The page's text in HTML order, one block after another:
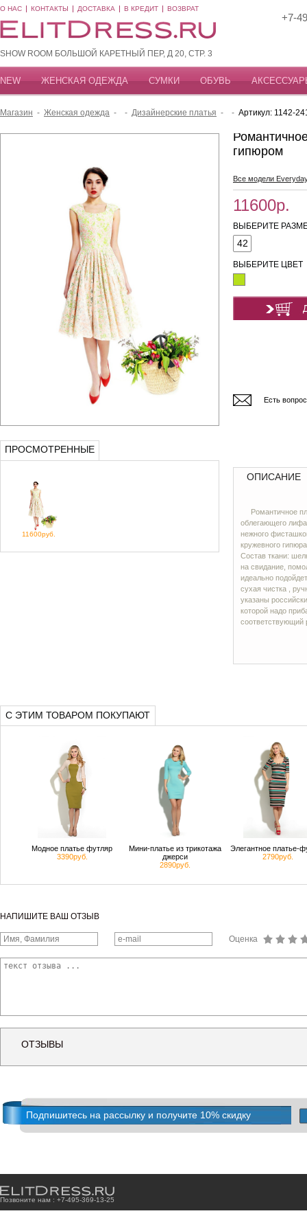
О НАС КОНТАКТЫ ДОСТАВКА В КРЕДИТ ВОЗВРАТ
SHOW ROOM БОЛЬШОЙ КАРЕТНЫЙ ПЕР, Д 20, СТР. 3
+7-
NEW ЖЕНСКАЯ ОДЕЖДА СУМКИ ОБУВЬ
Магазин - Женская одежда - - Дизайнерские платья - - Артикул: 1142-
ПРОСМОТРЕННЫЕ
11600руб.
гипюром
Все модели
11600р.
ВЫБЕРИТЕ
42
ВЫБЕРИТЕ ЦВЕТ
Есть
ОПИСАНИЕ
Романтичное
облегающего
нежного
кружевного
Состав ткани:
на свидание,
идеально
сухая чистка ,
указаны
которой надо
соответствующий
С ЭТИМ ТОВАРОМ ПОКУПАЮТ
Модное платье футляр
3390руб.
Мини-платье из трикотажа
джерси
2890руб.
Элегантное платье-
2790руб.
НАПИШИТЕ ВАШ ОТЗЫВ
Оценка
ОТЗЫВЫ
Подпишитесь на рассылку и получите 10% скидку
Позвоните нам : +7-495-369-13-25